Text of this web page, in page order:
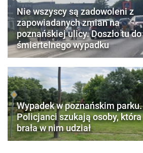
Nie wszyscy są zadowoleni z
zapowiadanych zmian na
poznańskiej ulicy. Doszło tu do
śmiertelnego wypadku
Wypadek w poznańskim parku.
Policjanci szukają osoby, która
brała w nim udział